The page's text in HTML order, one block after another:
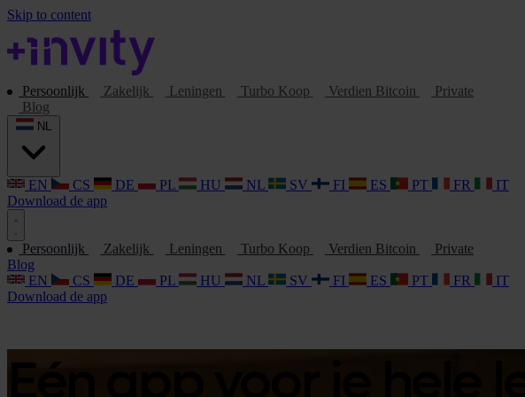
Skip to content
Persoonlijk Zakelijk Leningen Turbo Koop Verdien Bitcoin
Private
Blog
EN CS DE PL HU NL SV FI ES PT FR
IT
Download de app
Persoonlijk Zakelijk Leningen Turbo Koop Verdien Bitcoin
Private
Blog
EN
CS DE PL HU NL SV FI ES PT FR
IT
Download de app
Eén app voor je hele